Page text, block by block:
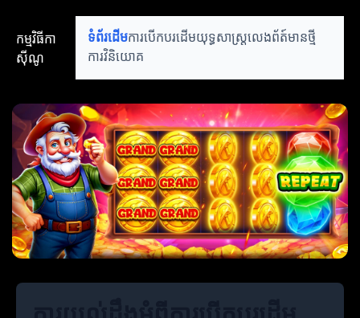
កម្មវិធីកា
ស៊ីណូ
ទំព័រដើមការបើកបរដើមយុទ្ធសាស្ត្រលេងព័ត៍មានថ្មី
ការវិនិយោគ